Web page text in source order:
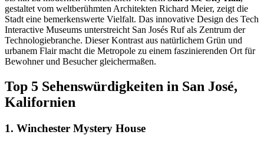
gestaltet vom weltberühmten Architekten Richard Meier, zeigt die
Stadt eine bemerkenswerte Vielfalt. Das innovative Design des Tech
Interactive Museums unterstreicht San Josés Ruf als Zentrum der
Technologiebranche. Dieser Kontrast aus natürlichem Grün und
urbanem Flair macht die Metropole zu einem faszinierenden Ort für
Bewohner und Besucher gleichermaßen.
Top 5 Sehenswürdigkeiten in San José,
Kalifornien
1. Winchester Mystery House